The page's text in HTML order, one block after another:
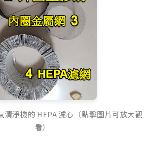
清淨機的 HEPA 濾心（點擊圖片可放大觀
看）